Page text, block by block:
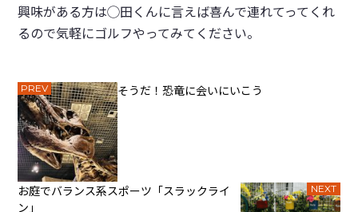
興味がある方は◯田くんに言えば喜んで連れてってくれ
るので気軽にゴルフやってみてください。
PREV そうだ！恐竜に会いにいこう
NEXT
お庭でバランス系スポーツ「スラックライ
ン」